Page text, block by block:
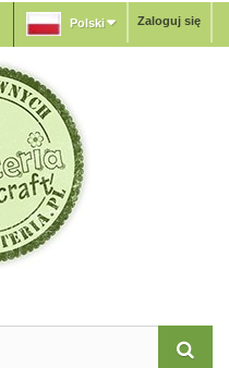
Zaloguj się
Polski